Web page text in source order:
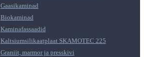
Gaasikaminad
Biokaminad
Kaminafassaadid
Kaltsiumsilikaatplaat SKAMOTEC 225
Graniit, marmor ja presskivi